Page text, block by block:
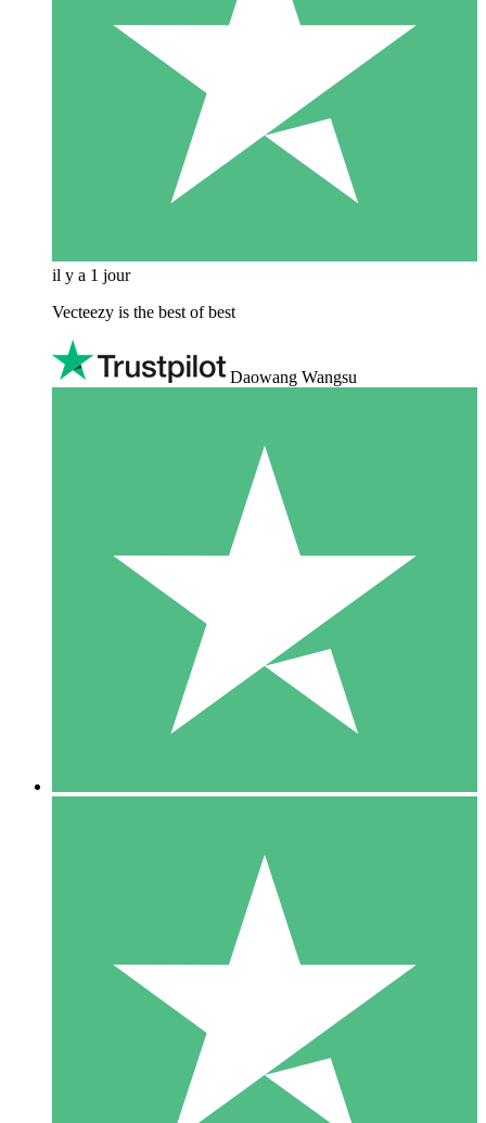
il y a 1 jour
Vecteezy is the best of best
Daowang Wangsu